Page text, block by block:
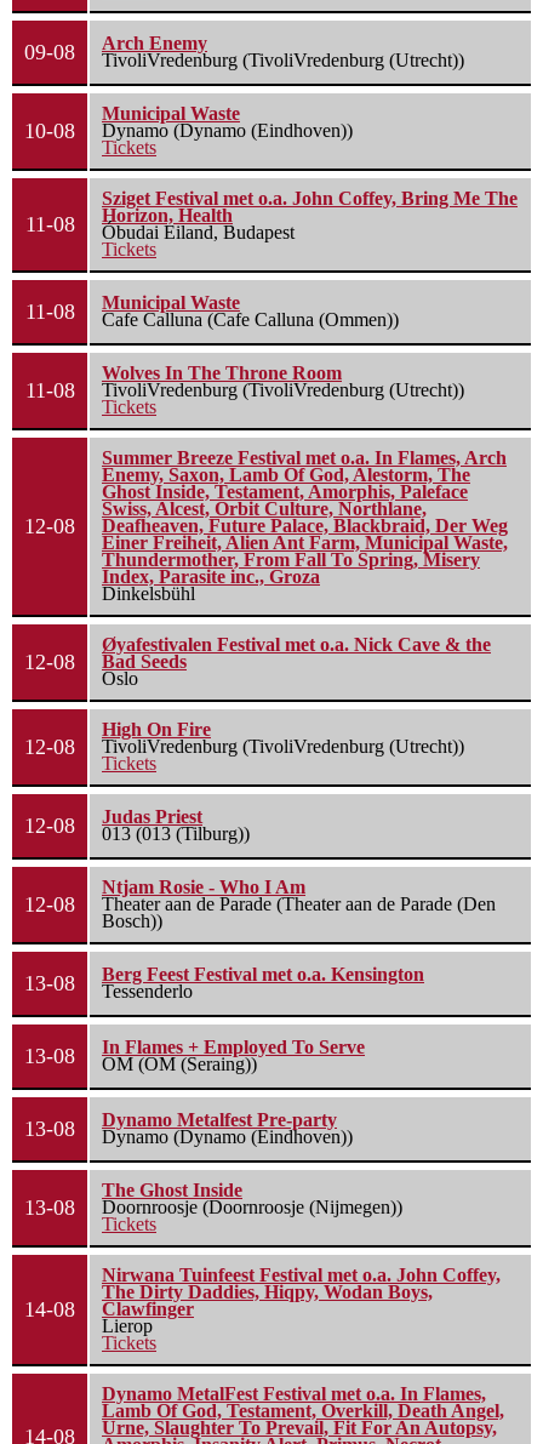
09-08
Arch Enemy
TivoliVredenburg (TivoliVredenburg (Utrecht))
10-08
Municipal Waste
Dynamo (Dynamo (Eindhoven))
Tickets
11-08
Sziget Festival met o.a. John Coffey, Bring Me The
Horizon, Health
Óbudai Eiland, Budapest
Tickets
11-08
Municipal Waste
Cafe Calluna (Cafe Calluna (Ommen))
11-08
Wolves In The Throne Room
TivoliVredenburg (TivoliVredenburg (Utrecht))
Tickets
12-08
Summer Breeze Festival met o.a. In Flames, Arch
Enemy, Saxon, Lamb Of God, Alestorm, The
Ghost Inside, Testament, Amorphis, Paleface
Swiss, Alcest, Orbit Culture, Northlane,
Deafheaven, Future Palace, Blackbraid, Der Weg
Einer Freiheit, Alien Ant Farm, Municipal Waste,
Thundermother, From Fall To Spring, Misery
Index, Parasite inc., Groza
Dinkelsbühl
12-08
Øyafestivalen Festival met o.a. Nick Cave & the
Bad Seeds
Oslo
12-08
High On Fire
TivoliVredenburg (TivoliVredenburg (Utrecht))
Tickets
12-08
Judas Priest
013 (013 (Tilburg))
12-08
Ntjam Rosie - Who I Am
Theater aan de Parade (Theater aan de Parade (Den
Bosch))
13-08
Berg Feest Festival met o.a. Kensington
Tessenderlo
13-08
In Flames + Employed To Serve
OM (OM (Seraing))
13-08
Dynamo Metalfest Pre-party
Dynamo (Dynamo (Eindhoven))
13-08
The Ghost Inside
Doornroosje (Doornroosje (Nijmegen))
Tickets
14-08
Nirwana Tuinfeest Festival met o.a. John Coffey,
The Dirty Daddies, Hiqpy, Wodan Boys,
Clawfinger
Lierop
Tickets
14-08
Dynamo MetalFest Festival met o.a. In Flames,
Lamb Of God, Testament, Overkill, Death Angel,
Urne, Slaughter To Prevail, Fit For An Autopsy,